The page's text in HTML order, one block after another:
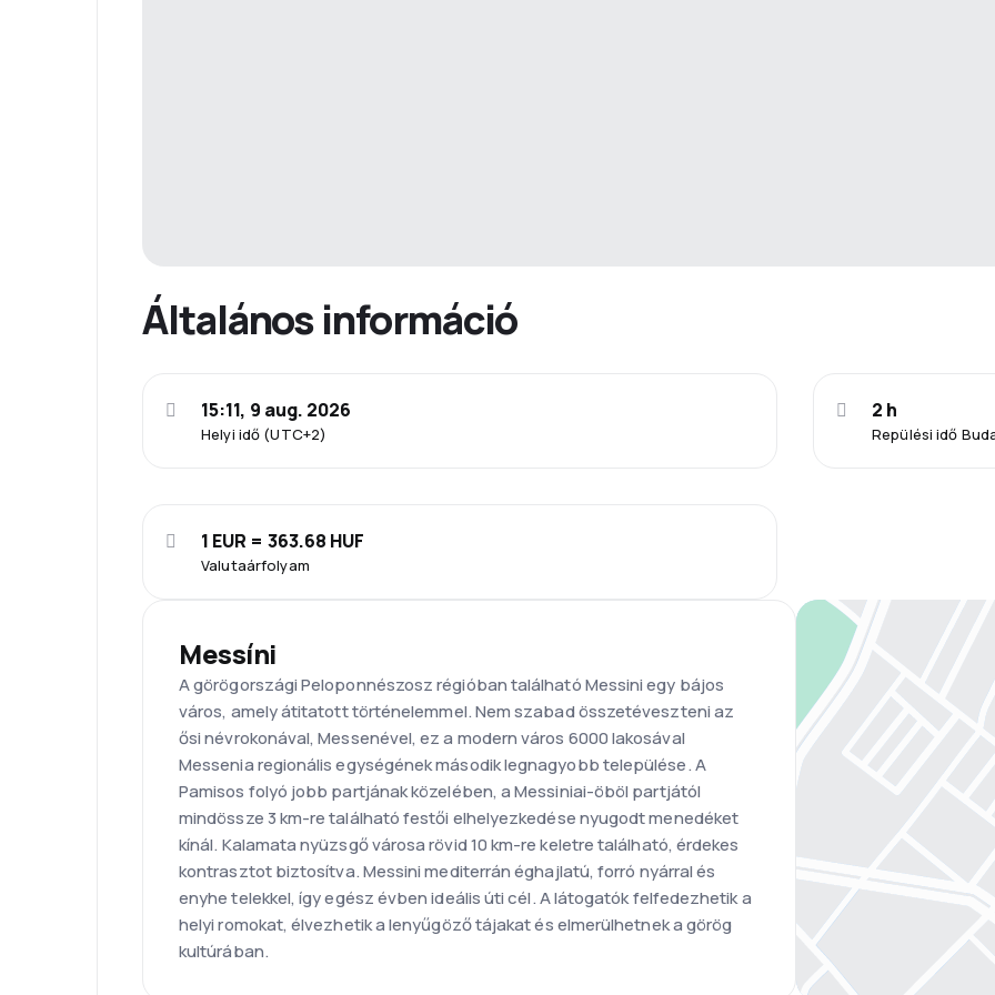
Általános információ
Helyi idő (UTC+2)
15:11, 9 aug. 2026
Repülési idő
2 h
Valutaárfolyam
1 EUR = 363.68 HUF
Messíni
A görögországi Peloponnészosz régióban található Messini egy bájos
város, amely átitatott történelemmel. Nem szabad összetéveszteni az
ősi névrokonával, Messenével, ez a modern város 6000 lakosával
Messenia regionális egységének második legnagyobb települése. A
Pamisos folyó jobb partjának közelében, a Messiniai-öböl partjától
mindössze 3 km-re található festői elhelyezkedése nyugodt menedéket
kínál. Kalamata nyüzsgő városa rövid 10 km-re keletre található, érdekes
kontrasztot biztosítva. Messini mediterrán éghajlatú, forró nyárral és
enyhe telekkel, így egész évben ideális úti cél. A látogatók felfedezhetik a
helyi romokat, élvezhetik a lenyűgöző tájakat és elmerülhetnek a görög
kultúrában.